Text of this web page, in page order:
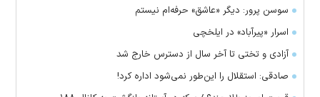
سوسن پرور: دیگر «عاشق» حرفه‌ام نیستم
اسرار «پیرآباد» در ایلخچی
آزادی و تختی تا آخر سال از دسترس خارج شد
صادقی: استقلال را این‌طور نمی‌شود اداره کرد!